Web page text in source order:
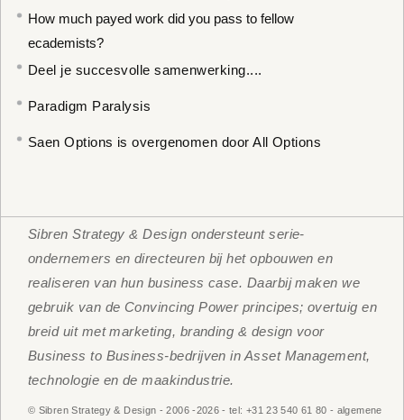
How much payed work did you pass to fellow
ecademists?
Deel je succesvolle samenwerking....
Paradigm Paralysis
Saen Options is overgenomen door All Options
Sibren Strategy & Design ondersteunt serie-
ondernemers en directeuren bij het opbouwen en
realiseren van hun business case. Daarbij maken we
gebruik van de Convincing Power principes; overtuig en
breid uit met marketing, branding & design voor
Business to Business-bedrijven in Asset Management,
technologie en de maakindustrie.
© Sibren Strategy & Design - 2006 -2026 - tel: +31 23 540 61 80 - algemene